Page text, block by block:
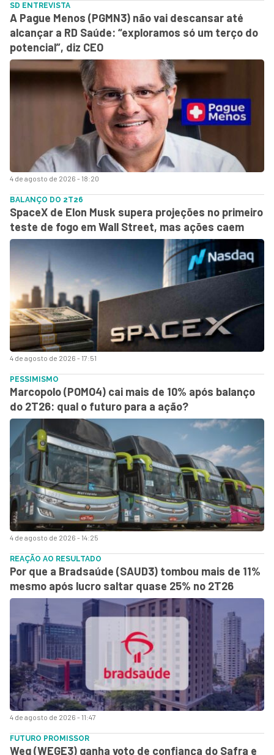
4 de agosto de 2026 - 18:20
SD ENTREVISTA
A Pague Menos (PGMN3) não vai descansar até
alcançar a RD Saúde: “exploramos só um terço do
potencial”, diz CEO
4 de agosto de 2026 - 17:51
BALANÇO DO 2T26
SpaceX de Elon Musk supera projeções no primeiro
teste de fogo em Wall Street, mas ações caem
4 de agosto de 2026 - 14:25
PESSIMISMO
Marcopolo (POMO4) cai mais de 10% após balanço
do 2T26: qual o futuro para a ação?
4 de agosto de 2026 - 11:47
REAÇÃO AO RESULTADO
Por que a Bradsaúde (SAUD3) tombou mais de 11%
mesmo após lucro saltar quase 25% no 2T26
FUTURO PROMISSOR
Weg (WEGE3) ganha voto de confiança do Safra e